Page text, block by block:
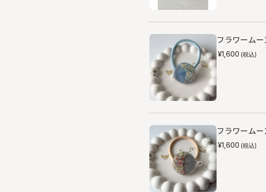
フラワーム
¥1,600 (税込)
フラワーム
¥1,600 (税込)